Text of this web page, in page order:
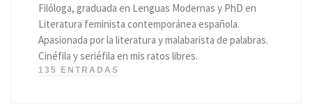
Filóloga, graduada en Lenguas Modernas y PhD en
Literatura feminista contemporánea española.
Apasionada por la literatura y malabarista de palabras.
Cinéfila y seriéfila en mis ratos libres.
135 ENTRADAS